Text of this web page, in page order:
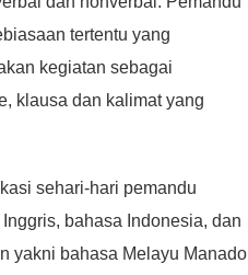
tertentu yang
kegiatan sebagai
klausa dan kalimat yang
sehari-hari pemandu
bahasa Indonesia, dan
yakni bahasa Melayu Manado